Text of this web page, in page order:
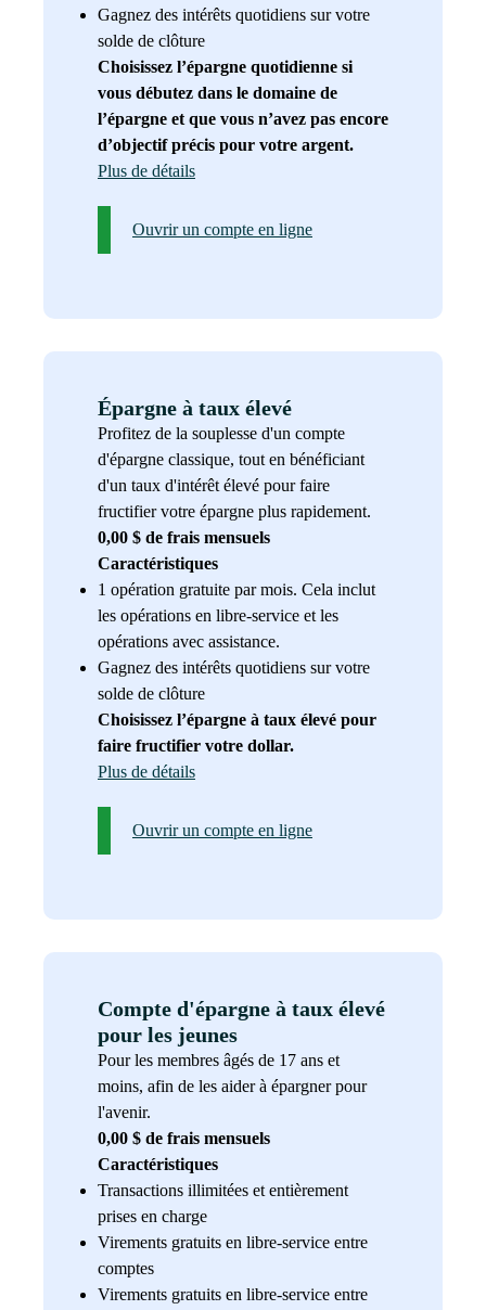
Gagnez des intérêts quotidiens sur votre
solde de clôture
Choisissez l’épargne quotidienne si
vous débutez dans le domaine de
l’épargne et que vous n’avez pas encore
d’objectif précis pour votre argent.
Plus de détails
Ouvrir un compte en ligne
Épargne à taux élevé
Profitez de la souplesse d'un compte
d'épargne classique, tout en bénéficiant
d'un taux d'intérêt élevé pour faire
fructifier votre épargne plus rapidement.
0,00 $ de frais mensuels
Caractéristiques
1 opération gratuite par mois. Cela inclut
les opérations en libre-service et les
opérations avec assistance.
Gagnez des intérêts quotidiens sur votre
solde de clôture
Choisissez l’épargne à taux élevé pour
faire fructifier votre dollar.
Plus de détails
Ouvrir un compte en ligne
Compte d'épargne à taux élevé
pour les jeunes
Pour les membres âgés de 17 ans et
moins, afin de les aider à épargner pour
l'avenir.
0,00 $ de frais mensuels
Caractéristiques
Transactions illimitées et entièrement
prises en charge
Virements gratuits en libre-service entre
comptes
Virements gratuits en libre-service entre